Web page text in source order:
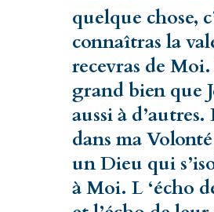
quelque chose,
connaîtras la
recevras de
grand bien que
aussi à
dans ma
un Dieu qui
à Moi. L ‘écho